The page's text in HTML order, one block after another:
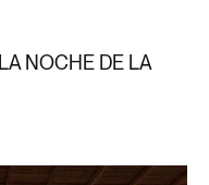
NOCHE DE LA